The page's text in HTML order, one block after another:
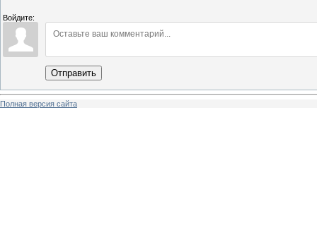
Войдите:
Отправить
Полная версия сайта